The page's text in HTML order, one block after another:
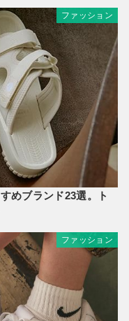
ファッション
めブランド23選。ト
ファッション